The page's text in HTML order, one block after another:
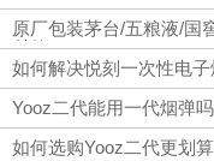
源批发
商，和
确保产
原厂包装茅台/五粮液/国
付款
如何解决悦刻一次性电
Yooz二代能用一代烟弹
如何选购Yooz二代更划算